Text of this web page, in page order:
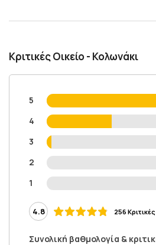
Κριτικές Οικείο - Κολωνάκι
5
4
3
2
1
4.8 256 Κριτικές
Συνολική βαθμολογία &